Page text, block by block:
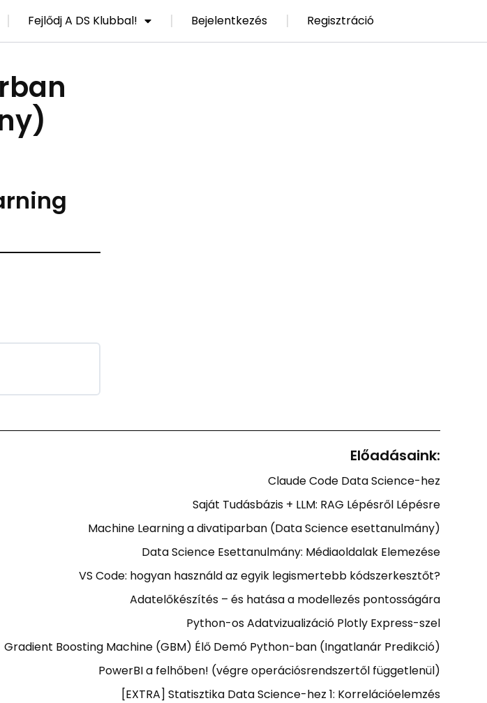
Fejlődj A DS Klubbal! Bejelentkezés Regisztráció
Előadásaink:
Claude Code Data Science-hez
Saját Tudásbázis + LLM: RAG Lépésről Lépésre
Machine Learning a divatiparban (Data Science esettanulmány)
Data Science Esettanulmány: Médiaoldalak Elemezése
VS Code: hogyan használd az egyik legismertebb kódszerkesztőt?
Adatelőkészítés – és hatása a modellezés pontosságára
Python-os Adatvizualizáció Plotly Express-szel
Gradient Boosting Machine (GBM) Élő Demó Python-ban (Ingatlanár Predikció)
PowerBI a felhőben! (végre operációsrendszertől függetlenül)
[EXTRA] Statisztika Data Science-hez 1: Korrelációelemzés